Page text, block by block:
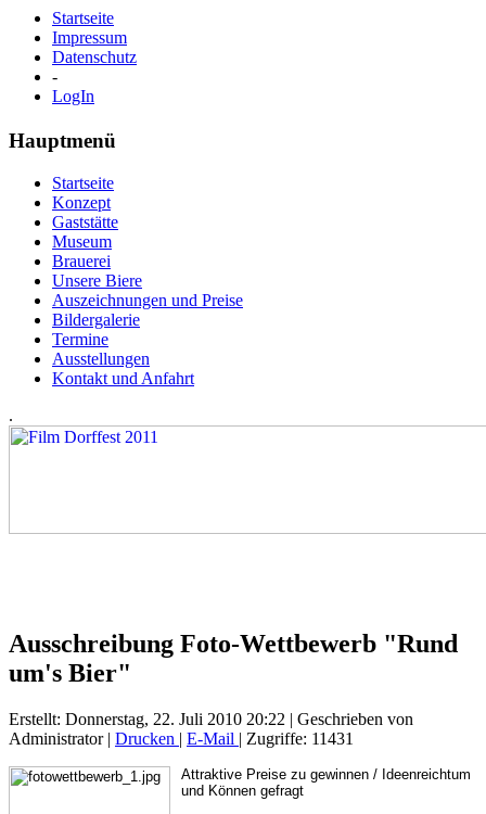
Startseite
Impressum
Datenschutz
-
LogIn
Hauptmenü
Startseite
Konzept
Gaststätte
Museum
Brauerei
Unsere Biere
Auszeichnungen und Preise
Bildergalerie
Termine
Ausstellungen
Kontakt und Anfahrt
.
Ausschreibung Foto-Wettbewerb "Rund
um's Bier"
Erstellt: Donnerstag, 22. Juli 2010 20:22 | Geschrieben von
Administrator| Drucken | E-Mail | Zugriffe: 11431
Attraktive Preise zu gewinnen / Ideenreichtum
und Können gefragt